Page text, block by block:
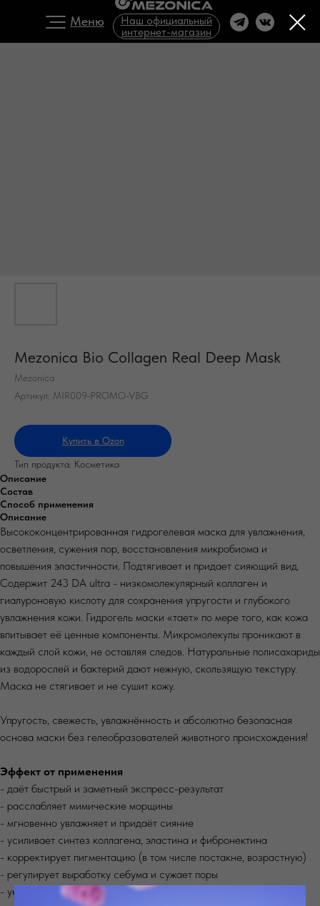
Меню
Наш официальный
интернет-магазин
Mezonica Bio Collagen Real Deep Mask
Mezonica
Артикул: MIR009-PROMO-VBG
Купить в Ozon
Тип продукта: Косметика
Описание
Состав
Способ применения
Описание
Высококонцентрированная гидрогелевая маска для увлажнения,
осветления, сужения пор, восстановления микробиома и
повышения эластичности. Подтягивает и придает сияющий вид.
Содержит 243 DA ultra - низкомолекулярный коллаген и
гиалуроновую кислоту для сохранения упругости и глубокого
увлажнения кожи. Гидрогель маски «тает» по мере того, как кожа
впитывает её ценные компоненты. Микромолекулы проникают в
каждый слой кожи, не оставляя следов. Натуральные полисахариды
из водорослей и бактерий дают нежную, скользящую текстуру.
Маска не стягивает и не сушит кожу.
Упругость, свежесть, увлажнённость и абсолютно безопасная
основа маски без гелеобразователей животного происхождения!
Эффект от применения
- даёт быстрый и заметный экспресс-результат
- расслабляет мимические морщины
- мгновенно увлажняет и придаёт сияние
- усиливает синтез коллагена, эластина и фибронектина
- корректирует пигментацию (в том числе постакне, возрастную)
- регулирует выработку себума и сужает поры
- укрепляет барьер кожи и защищает от свободных радикалов